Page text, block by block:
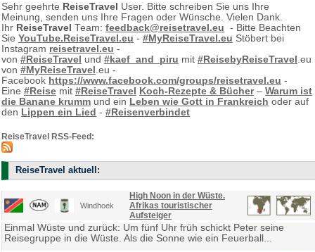
Sehr geehrte ReiseTravel User. Bitte schreiben Sie uns Ihre
Meinung, senden uns Ihre Fragen oder Wünsche. Vielen Dank.
Ihr ReiseTravel Team: feedback@reisetravel.eu - Bitte Beachten
Sie YouTube.ReiseTravel.eu - #MyReiseTravel.eu Stöbert bei
Instagram reisetravel.eu -
von #ReiseTravel und #kaef_and_piru mit #ReisebyReiseTravel .eu
von #MyReiseTravel .eu -
Facebook https://www.facebook.com/groups/reisetravel.eu -
Eine #Reise mit #ReiseTravel Koch-Rezepte & Bücher– Warum ist
die Banane krumm und ein Leben wie Gott in Frankreich oder auf
den Lippen ein Lied - #Reisenverbindet
ReiseTravel RSS-Feed:
ReiseTravel aktuell:
Windhoek
High Noon in der Wüste.
Afrikas touristischer
Aufsteiger
Einmal Wüste und zurück: Um fünf Uhr früh schickt Peter seine
Reisegruppe in die Wüste. Als die Sonne wie ein Feuerball...